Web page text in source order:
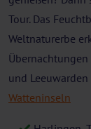
Tour. Das
Weltnaturerbe
und
Watteninseln